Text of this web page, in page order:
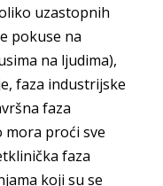
uzastopnih
pokuse na
na ljudima),
faza industrijske
faza
mora proći sve
faza
koji su se